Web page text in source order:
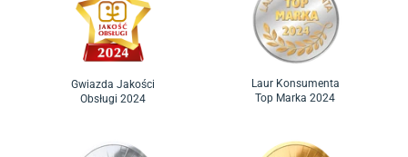
Gwiazda Jakości
Obsługi 2024
Laur Konsumenta
Top Marka 2024